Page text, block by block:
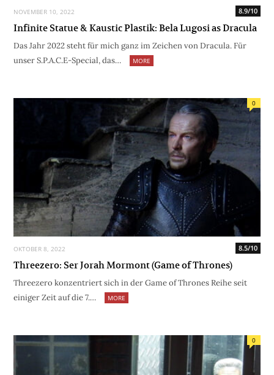
NOVEMBER 10, 2022 8.9/10
Infinite Statue & Kaustic Plastik: Bela Lugosi as Dracula
Das Jahr 2022 steht für mich ganz im Zeichen von Dracula. Für
unser S.P.A.C.E-Special, das…
MORE
OKTOBER 8, 2022 8.5/10
0
Threezero: Ser Jorah Mormont (Game of Thrones)
Threezero konzentriert sich in der Game of Thrones Reihe seit
einiger Zeit auf die 7.…
MORE
0